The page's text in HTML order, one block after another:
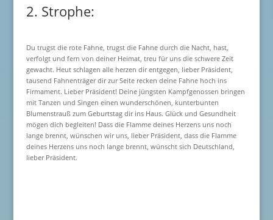
2. Strophe:
Du trugst die rote Fahne, trugst die Fahne durch die Nacht, hast,
verfolgt und fern von deiner Heimat, treu für uns die schwere Zeit
gewacht. Heut schlagen alle herzen dir entgegen, lieber Präsident,
tausend Fahnenträger dir zur Seite recken deine Fahne hoch ins
Firmament. Lieber Präsident! Deine jüngsten Kampfgenossen bringen
mit Tanzen und Singen einen wunderschönen, kunterbunten
Blumenstrauß zum Geburtstag dir ins Haus. Glück und Gesundheit
mögen dich begleiten! Dass die Flamme deines Herzens uns noch
lange brennt, wünschen wir uns, lieber Präsident, dass die Flamme
deines Herzens uns noch lange brennt, wünscht sich Deutschland,
lieber Präsident.